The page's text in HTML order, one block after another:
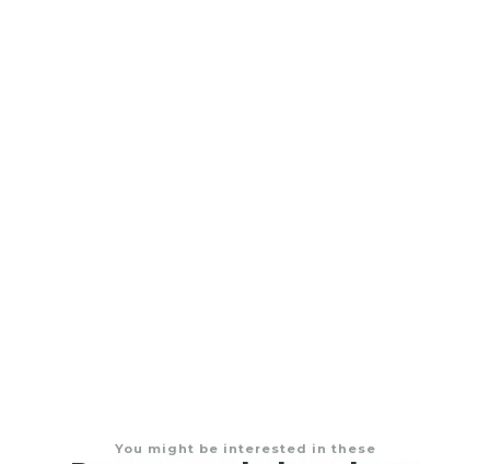
You might be interested in these